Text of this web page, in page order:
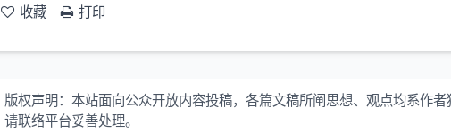
收藏 打印
版权声明：本站面向公众开放内容投稿，各篇文稿所阐思想、观点均系作
请联络平台妥善处理。